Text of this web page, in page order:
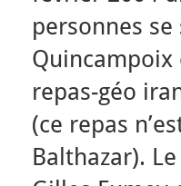
personnes
Quincampoix
repas-géo
(ce repas
Balthazar).